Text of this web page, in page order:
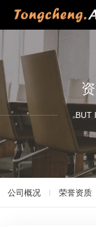
BUT
公司概况 荣誉资质